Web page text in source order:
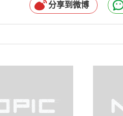
分享到微博